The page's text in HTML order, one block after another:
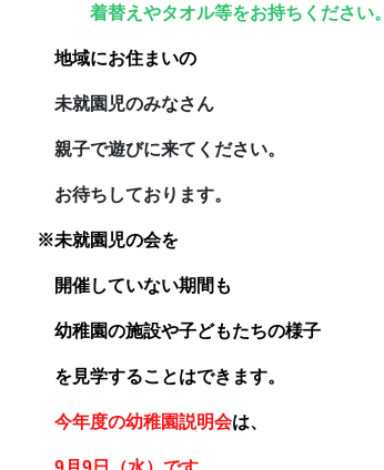
着替えやタオル等をお持ちください。
地域にお住まいの
未就園児のみなさん
親子で遊びに来てください。
お待ちしております。
※未就園児の会を
開催していない期間も
幼稚園の施設や子どもたちの様子
を見学することはできます。
今年度の幼稚園説明会は、